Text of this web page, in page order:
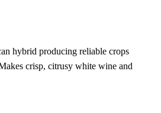
hybrid producing reliable crops
crisp, citrusy white wine and